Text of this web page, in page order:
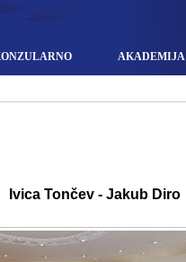
AKADEMIJA
Ivica Tončev - Jakub Diro